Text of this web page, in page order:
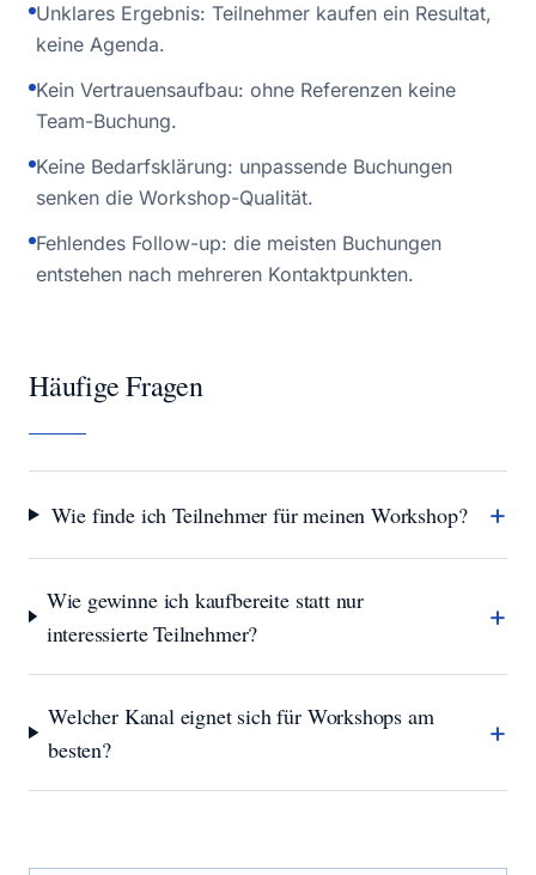
Unklares Ergebnis: Teilnehmer kaufen ein Resultat,
keine Agenda.
Kein Vertrauensaufbau: ohne Referenzen keine
Team-Buchung.
Keine Bedarfsklärung: unpassende Buchungen
senken die Workshop-Qualität.
Fehlendes Follow-up: die meisten Buchungen
entstehen nach mehreren Kontaktpunkten.
Häufige Fragen
Wie finde ich Teilnehmer für meinen Workshop? +
Wie gewinne ich kaufbereite statt nur
interessierte Teilnehmer?
+
Welcher Kanal eignet sich für Workshops am
besten?
+